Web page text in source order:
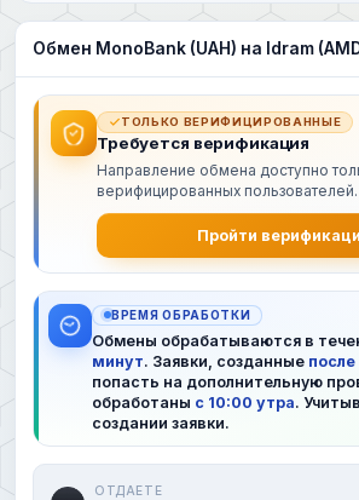
Обмен MonoBank (UAH) на Idram
ТОЛЬКО ВЕРИФИЦИРОВАННЫЕ
Требуется верификация
Направление обмена доступно
верифицированных пользователей.
Пройти
ВРЕМЯ ОБРАБОТКИ
Обмены обрабатываются в
минут. Заявки, созданные
попасть на дополнительную
обработаны с 10:00 утра.
создании заявки.
ОТДАЕТЕ